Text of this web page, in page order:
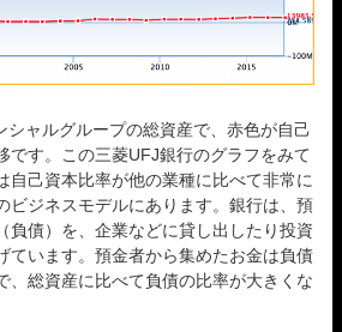
シャルグループの総資産で、赤色が自己
です。この三菱UFJ銀行のグラフをみて
自己資本比率が他の業種に比べて非常に
ビジネスモデルにあります。銀行は、預
負債）を、企業などに貸し出したり投資
ています。預金者から集めたお金は負債
、総資産に比べて負債の比率が大きくな